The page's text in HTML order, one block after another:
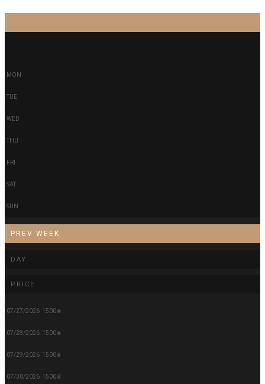
MON
TUE
WED
THU
FRI
SAT
SUN
PREV WEEK
DAY
PRICE
07/27/2026 1500 ₴
07/28/2026 1500 ₴
07/29/2026 1500 ₴
07/30/2026 1500 ₴